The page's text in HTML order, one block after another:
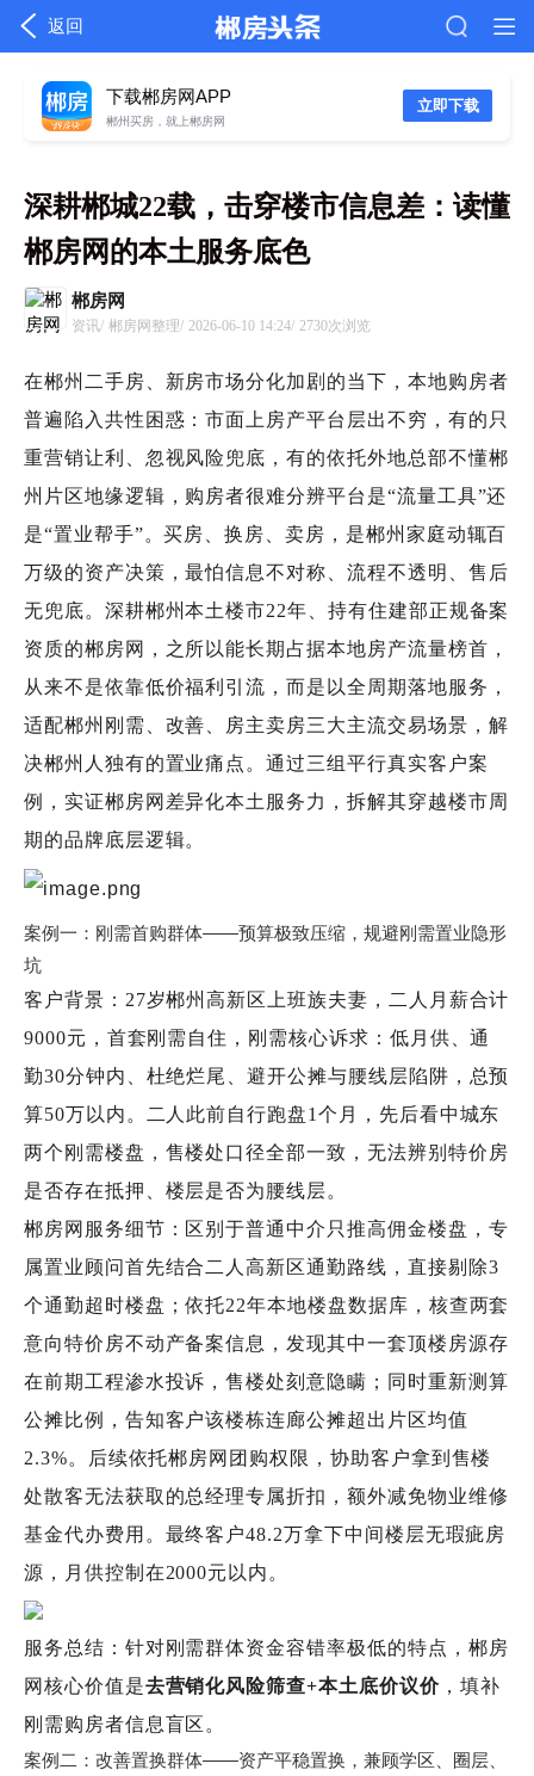
返回
立即下载
下载郴房网APP
郴州买房，就上郴房网
深耕郴城22载，击穿楼市信息差：读懂
郴房网的本土服务底色
郴房网
资讯/ 郴房网整理/ 2026-06-10 14:24/ 2730次浏览
在郴州二手房、新房市场分化加剧的当下，本地购房者
普遍陷入共性困惑：市面上房产平台层出不穷，有的只
重营销让利、忽视风险兜底，有的依托外地总部不懂郴
州片区地缘逻辑，购房者很难分辨平台是“流量工具”还
是“置业帮手”。买房、换房、卖房，是郴州家庭动辄百
万级的资产决策，最怕信息不对称、流程不透明、售后
无兜底。深耕郴州本土楼市22年、持有住建部正规备案
资质的郴房网，之所以能长期占据本地房产流量榜首，
从来不是依靠低价福利引流，而是以全周期落地服务，
适配郴州刚需、改善、房主卖房三大主流交易场景，解
决郴州人独有的置业痛点。通过三组平行真实客户案
例，实证郴房网差异化本土服务力，拆解其穿越楼市周
期的品牌底层逻辑。
案例一：刚需首购群体——预算极致压缩，规避刚需置业隐形
坑
客户背景：27岁郴州高新区上班族夫妻，二人月薪合计
9000元，首套刚需自住，刚需核心诉求：低月供、通
勤30分钟内、杜绝烂尾、避开公摊与腰线层陷阱，总预
算50万以内。二人此前自行跑盘1个月，先后看中城东
两个刚需楼盘，售楼处口径全部一致，无法辨别特价房
是否存在抵押、楼层是否为腰线层。
郴房网服务细节：区别于普通中介只推高佣金楼盘，专
属置业顾问首先结合二人高新区通勤路线，直接剔除3
个通勤超时楼盘；依托22年本地楼盘数据库，核查两套
意向特价房不动产备案信息，发现其中一套顶楼房源存
在前期工程渗水投诉，售楼处刻意隐瞒；同时重新测算
公摊比例，告知客户该楼栋连廊公摊超出片区均值
2.3%。后续依托郴房网团购权限，协助客户拿到售楼
处散客无法获取的总经理专属折扣，额外减免物业维修
基金代办费用。最终客户48.2万拿下中间楼层无瑕疵房
源，月供控制在2000元以内。
服务总结：针对刚需群体资金容错率极低的特点，郴房
网核心价值是去营销化风险筛查+本土底价议价，填补
刚需购房者信息盲区。
案例二：改善置换群体——资产平稳置换，兼顾学区、圈层、